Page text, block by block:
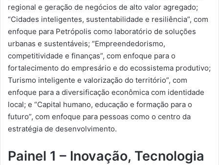
regional e geração de negócios de alto valor agregado;
“Cidades inteligentes, sustentabilidade e resiliência”, com
enfoque para Petrópolis como laboratório de soluções
urbanas e sustentáveis; “Empreendedorismo,
competitividade e finanças”, com enfoque para o
fortalecimento do empresário e do ecossistema produtivo;
Turismo inteligente e valorização do território”, com
enfoque para a diversificação econômica com identidade
local; e “Capital humano, educação e formação para o
futuro”, com enfoque para pessoas como o centro da
estratégia de desenvolvimento.
Painel 1 – Inovação, Tecnologia